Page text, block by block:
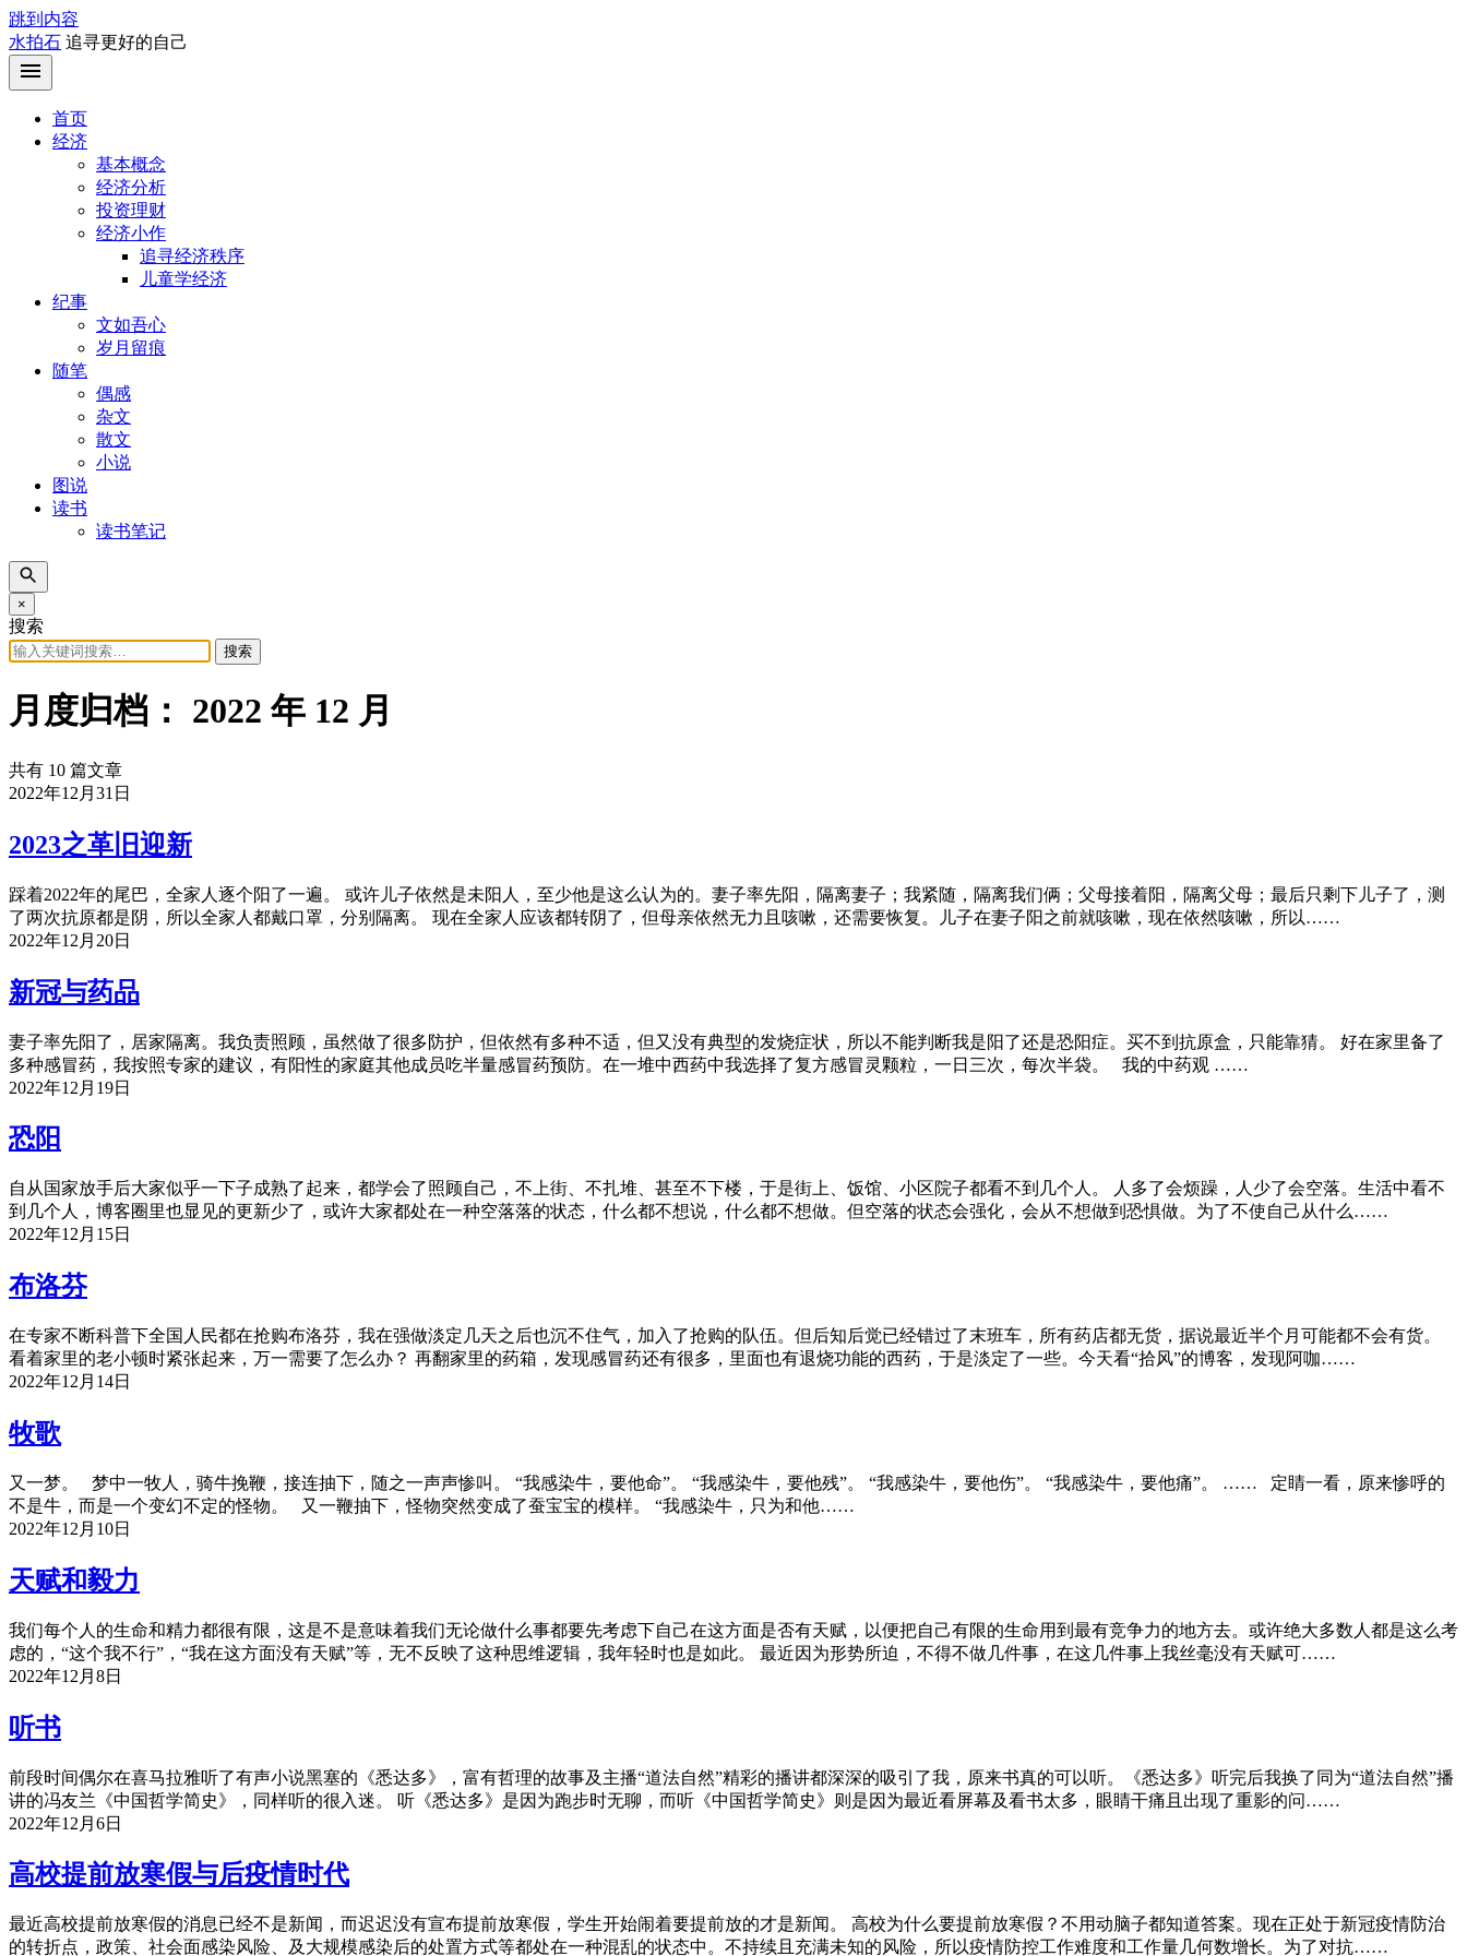
跳到内容
水拍石 追寻更好的自己
首页
经济
基本概念
经济分析
投资理财
经济小作
追寻经济秩序
儿童学经济
纪事
文如吾心
岁月留痕
随笔
偶感
杂文
散文
小说
图说
读书
读书笔记
×
搜索
搜索
月度归档： 2022 年 12 月
共有 10 篇文章
2022年12月31日
2023之革旧迎新
踩着2022年的尾巴，全家人逐个阳了一遍。 或许儿子依然是未阳人，至少他是这么认为的。妻子率先阳，隔离妻子；我紧随，隔离我们俩；父母接着阳，隔离父母；最后只剩下儿子了，测
了两次抗原都是阴，所以全家人都戴口罩，分别隔离。 现在全家人应该都转阴了，但母亲依然无力且咳嗽，还需要恢复。儿子在妻子阳之前就咳嗽，现在依然咳嗽，所以……
2022年12月20日
新冠与药品
妻子率先阳了，居家隔离。我负责照顾，虽然做了很多防护，但依然有多种不适，但又没有典型的发烧症状，所以不能判断我是阳了还是恐阳症。买不到抗原盒，只能靠猜。 好在家里备了
多种感冒药，我按照专家的建议，有阳性的家庭其他成员吃半量感冒药预防。在一堆中西药中我选择了复方感冒灵颗粒，一日三次，每次半袋。 我的中药观 ……
2022年12月19日
恐阳
自从国家放手后大家似乎一下子成熟了起来，都学会了照顾自己，不上街、不扎堆、甚至不下楼，于是街上、饭馆、小区院子都看不到几个人。 人多了会烦躁，人少了会空落。生活中看不
到几个人，博客圈里也显见的更新少了，或许大家都处在一种空落落的状态，什么都不想说，什么都不想做。但空落的状态会强化，会从不想做到恐惧做。为了不使自己从什么……
2022年12月15日
布洛芬
在专家不断科普下全国人民都在抢购布洛芬，我在强做淡定几天之后也沉不住气，加入了抢购的队伍。但后知后觉已经错过了末班车，所有药店都无货，据说最近半个月可能都不会有货。
看着家里的老小顿时紧张起来，万一需要了怎么办？ 再翻家里的药箱，发现感冒药还有很多，里面也有退烧功能的西药，于是淡定了一些。今天看“拾风”的博客，发现阿咖……
2022年12月14日
牧歌
又一梦。 梦中一牧人，骑牛挽鞭，接连抽下，随之一声声惨叫。 “我感染牛，要他命”。 “我感染牛，要他残”。 “我感染牛，要他伤”。 “我感染牛，要他痛”。 …… 定睛一看，原来惨呼的
不是牛，而是一个变幻不定的怪物。 又一鞭抽下，怪物突然变成了蚕宝宝的模样。 “我感染牛，只为和他……
2022年12月10日
天赋和毅力
我们每个人的生命和精力都很有限，这是不是意味着我们无论做什么事都要先考虑下自己在这方面是否有天赋，以便把自己有限的生命用到最有竞争力的地方去。或许绝大多数人都是这么考
虑的，“这个我不行”，“我在这方面没有天赋”等，无不反映了这种思维逻辑，我年轻时也是如此。 最近因为形势所迫，不得不做几件事，在这几件事上我丝毫没有天赋可……
2022年12月8日
听书
前段时间偶尔在喜马拉雅听了有声小说黑塞的《悉达多》，富有哲理的故事及主播“道法自然”精彩的播讲都深深的吸引了我，原来书真的可以听。《悉达多》听完后我换了同为“道法自然”播
讲的冯友兰《中国哲学简史》，同样听的很入迷。 听《悉达多》是因为跑步时无聊，而听《中国哲学简史》则是因为最近看屏幕及看书太多，眼睛干痛且出现了重影的问……
2022年12月6日
高校提前放寒假与后疫情时代
最近高校提前放寒假的消息已经不是新闻，而迟迟没有宣布提前放寒假，学生开始闹着要提前放的才是新闻。 高校为什么要提前放寒假？不用动脑子都知道答案。现在正处于新冠疫情防治
的转折点，政策、社会面感染风险、及大规模感染后的处置方式等都处在一种混乱的状态中。不持续且充满未知的风险，所以疫情防控工作难度和工作量几何数增长。为了对抗……